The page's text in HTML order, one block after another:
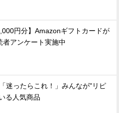
円分】Amazonギフトカードが
者アンケート実施中
迷ったらこれ！」みんなが"リピ
る人気商品